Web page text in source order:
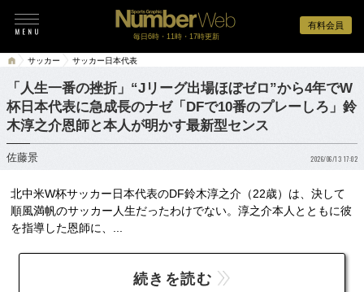
有料会員
毎日6時・11時・17時更新
サッカー サッカー日本代表
「人生一番の挫折」“Jリーグ出場ほぼゼロ”から4年でW
杯日本代表に急成長のナゼ「DFで10番のプレーしろ」鈴
木淳之介恩師と本人が明かす最新型センス
佐藤景 2026/06/13 17:02
北中米W杯サッカー日本代表のDF鈴木淳之介（22歳）は、決して
順風満帆のサッカー人生だったわけでない。淳之介本人とともに彼
を指導した恩師に、...
続きを読む